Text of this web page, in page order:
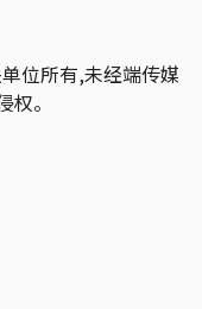
位所有,未经端传媒
。